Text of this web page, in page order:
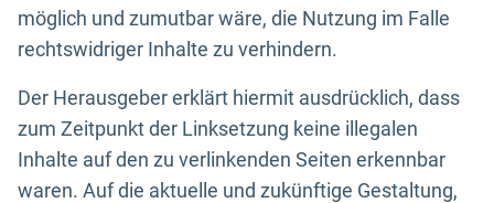
möglich und zumutbar wäre, die Nutzung im Falle
rechtswidriger Inhalte zu verhindern.
Der Herausgeber erklärt hiermit ausdrücklich, dass
zum Zeitpunkt der Linksetzung keine illegalen
Inhalte auf den zu verlinkenden Seiten erkennbar
waren. Auf die aktuelle und zukünftige Gestaltung,